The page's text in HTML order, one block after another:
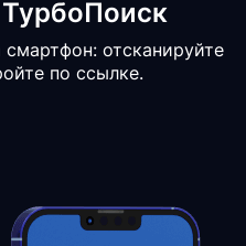
отсканируйте
по ссылке.